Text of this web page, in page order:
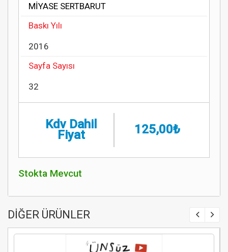
MİYASE SERTBARUT
Baskı Yılı
2016
Sayfa Sayısı
32
Kdv Dahil
Fiyat 125,00₺
Stokta Mevcut
DİĞER ÜRÜNLER